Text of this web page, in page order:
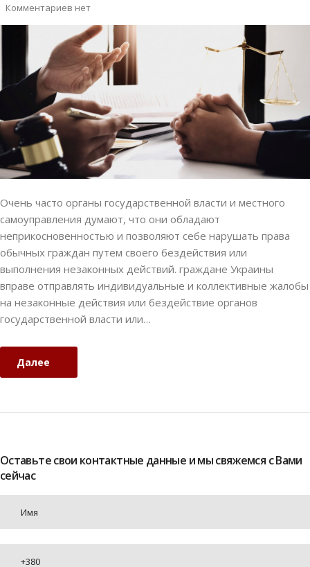
Комментариев нет
Очень часто органы государственной власти и местного
самоуправления думают, что они обладают
неприкосновенностью и позволяют себе нарушать права
обычных граждан путем своего бездействия или
выполнения незаконных действий. граждане Украины
вправе отправлять индивидуальные и коллективные жалобы
на незаконные действия или бездействие органов
государственной власти или…
Далее
Оставьте свои контактные данные и мы свяжемся с Вами
сейчас